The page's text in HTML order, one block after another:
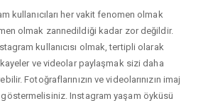
kullanıcıları her vakit fenomen olmak
olmak zannedildiği kadar zor değildir.
kullanıcısı olmak, tertipli olarak
ve videolar paylaşmak sizi daha
Fotoğraflarınızın ve videolarınızın imaj
Instagram yaşam öyküsü